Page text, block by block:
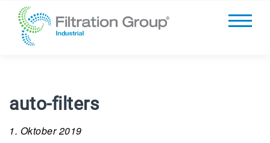
auto-filters
1. Oktober 2019